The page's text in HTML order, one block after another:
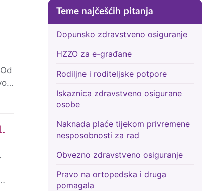
Teme najčešćih pitanja
Dopunsko zdravstveno osiguranje
HZZO za e-građane
Rodiljne i roditeljske potpore
Iskaznica zdravstveno osigurane
osobe
Naknada plaće tijekom privremene
nesposobnosti za rad
Obvezno zdravstveno osiguranje
Pravo na ortopedska i druga
pomagala